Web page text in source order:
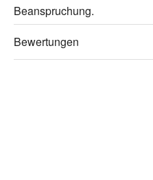
Beanspruchung.
Bewertungen